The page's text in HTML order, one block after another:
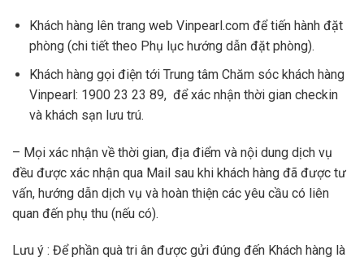
Khách hàng lên trang web Vinpearl.com để tiến hành đặt
phòng (chi tiết theo Phụ lục hướng dẫn đặt phòng).
Khách hàng gọi điện tới Trung tâm Chăm sóc khách hàng
Vinpearl: 1900 23 23 89, để xác nhận thời gian checkin
và khách sạn lưu trú.
– Mọi xác nhận về thời gian, địa điểm và nội dung dịch vụ
đều được xác nhận qua Mail sau khi khách hàng đã được tư
vấn, hướng dẫn dịch vụ và hoàn thiện các yêu cầu có liên
quan đến phụ thu (nếu có).
Lưu ý : Để phần quà tri ân được gửi đúng đến Khách hàng là